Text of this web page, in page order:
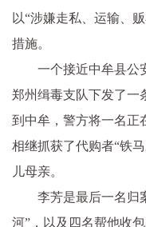
以“涉嫌走私、运输、
措施。
一个接近中牟县公
郑州缉毒支队下发了一
到中牟，警方将一名正
相继抓获了代购者“铁
儿母亲。
李芳是最后一名归
河”，以及四名帮他收